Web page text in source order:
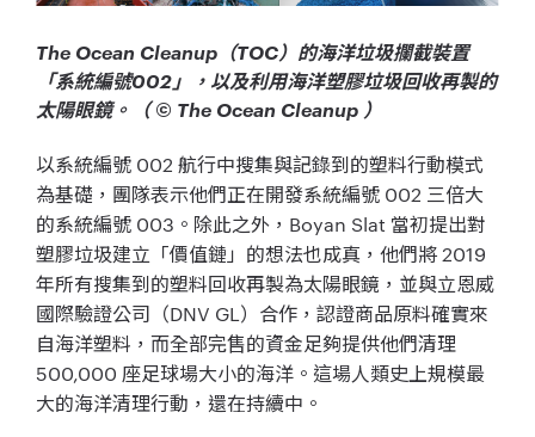
The Ocean Cleanup（TOC）的海洋垃圾攔截裝置
「系統編號002」，以及利用海洋塑膠垃圾回收再製的
太陽眼鏡。（ © The Ocean Cleanup ）
以系統編號 002 航行中搜集與記錄到的塑料行動模式
為基礎，團隊表示他們正在開發系統編號 002 三倍大
的系統編號 003。除此之外，Boyan Slat 當初提出對
塑膠垃圾建立「價值鏈」的想法也成真，他們將 2019
年所有搜集到的塑料回收再製為太陽眼鏡，並與立恩威
國際驗證公司（DNV GL）合作，認證商品原料確實來
自海洋塑料，而全部完售的資金足夠提供他們清理
500,000 座足球場大小的海洋。這場人類史上規模最
大的海洋清理行動，還在持續中。